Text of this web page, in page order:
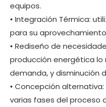
equipos.
• Integración Térmica:
para su
• Rediseño de
producción energética
demanda, y disminución
• Concepción
varias fases del proceso